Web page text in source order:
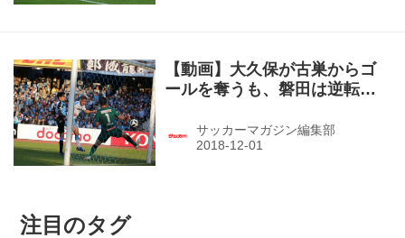
【動画】大久保が古巣からゴ
ールを奪うも、磐田は逆転負
節・川崎Ｆ２－１磐田）
サッカーマガジン編集部
注目のタグ